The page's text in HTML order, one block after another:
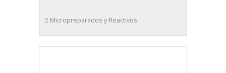
Micropreparados y Reactivos